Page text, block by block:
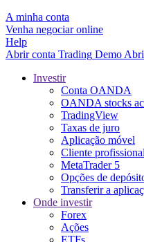
A minha conta
Venha negociar online
Help
Abrir conta Trading Demo
Investir
Conta OANDA
OANDA stocks
TradingView
Taxas de juro
Aplicação móvel
Cliente profissional
MetaTrader 5
Opções de
Transferir a
Onde investir
Forex
Ações
ETFs